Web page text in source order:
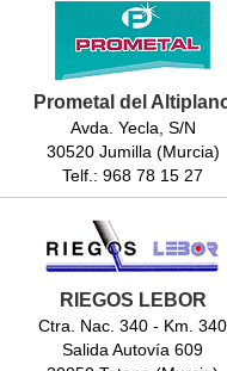
Prometal del
Avda. Yecla, S/N
30520 Jumilla (Murcia)
Telf.: 968 78 15 27
RIEGOS LEBOR
Ctra. Nac. 340 - Km. 340
Salida Autovía 609